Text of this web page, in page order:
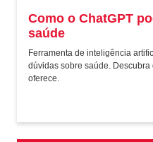
Como o ChatGPT
saúde
Ferramenta de inteligência
dúvidas sobre saúde.
oferece.